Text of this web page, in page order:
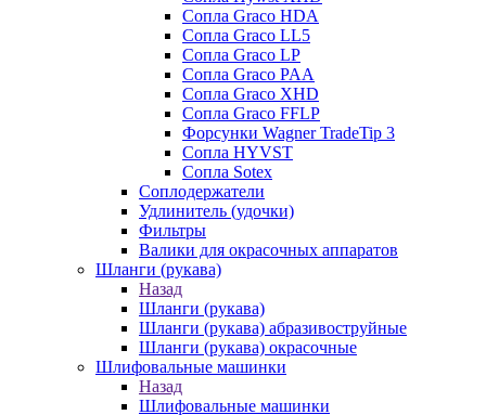
Сопла Graco HDA
Сопла Graco LL5
Сопла Graco LP
Сопла Graco PAA
Сопла Graco XHD
Сопла Graco FFLP
Форсунки Wagner TradeTip 3
Сопла HYVST
Сопла Sotex
Соплодержатели
Удлинитель (удочки)
Фильтры
Валики для окрасочных аппаратов
Шланги (рукава)
Назад
Шланги (рукава)
Шланги (рукава) абразивоструйные
Шланги (рукава) окрасочные
Шлифовальные машинки
Назад
Шлифовальные машинки